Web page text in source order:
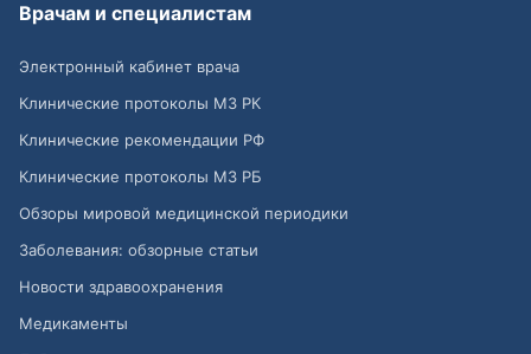
Врачам и специалистам
Электронный кабинет врача
Клинические протоколы МЗ РК
Клинические рекомендации РФ
Клинические протоколы МЗ РБ
Обзоры мировой медицинской периодики
Заболевания: обзорные статьи
Новости здравоохранения
Медикаменты